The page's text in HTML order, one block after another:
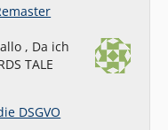
, Da ich
TALE
DSGVO